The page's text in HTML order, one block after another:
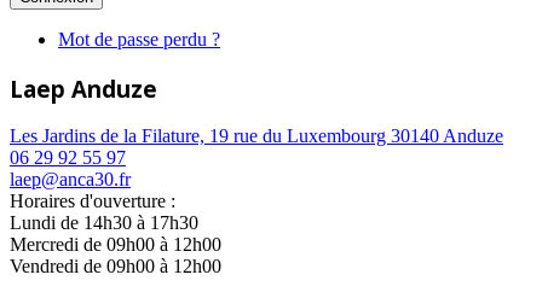
Mot de passe perdu ?
Laep Anduze
Les Jardins de la Filature, 19 rue du Luxembourg 30140 Anduze
06 29 92 55 97
laep@anca30.fr
Horaires d'ouverture :
Lundi de 14h30 à 17h30
Mercredi de 09h00 à 12h00
Vendredi de 09h00 à 12h00